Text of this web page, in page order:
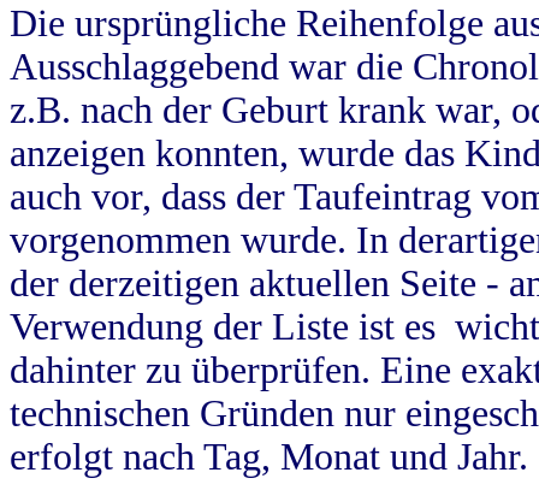
Die ursprüngliche Reihenfolge
Ausschlaggebend war die
z.B. nach der Geburt krank war,
anzeigen konnten, wurde das
auch vor, dass der Taufeintrag
vorgenommen wurde. In
der derzeitigen aktuellen Seite -
Verwendung der Liste ist es
dahinter zu überprüfen. Eine
technischen Gründen nur
erfolgt nach Tag, Monat und Jahr.